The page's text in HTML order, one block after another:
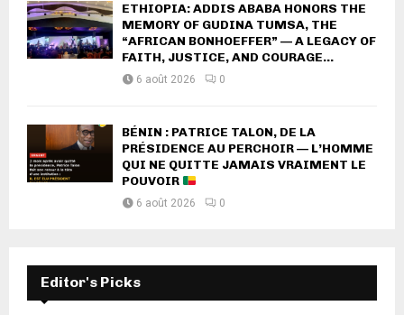
ETHIOPIA: ADDIS ABABA HONORS THE
MEMORY OF GUDINA TUMSA, THE
“AFRICAN BONHOEFFER” — A LEGACY OF
FAITH, JUSTICE, AND COURAGE...
6 août 2026 0
BÉNIN : PATRICE TALON, DE LA
PRÉSIDENCE AU PERCHOIR — L’HOMME
QUI NE QUITTE JAMAIS VRAIMENT LE
POUVOIR
6 août 2026 0
Editor's Picks